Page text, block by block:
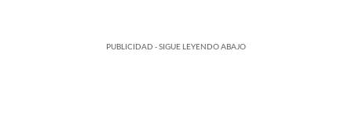
PUBLICIDAD - SIGUE LEYENDO ABAJO